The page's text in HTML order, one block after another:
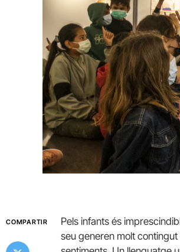
COMPARTIR
Pels infants és
seu generen molt